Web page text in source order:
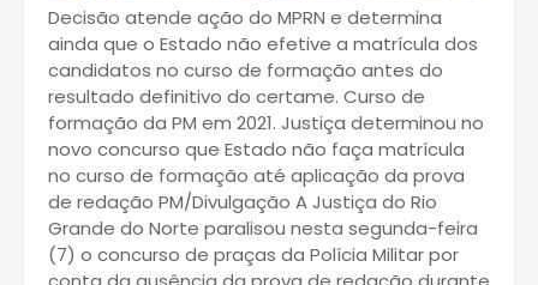
Decisão atende ação do MPRN e determina
ainda que o Estado não efetive a matrícula dos
candidatos no curso de formação antes do
resultado definitivo do certame. Curso de
formação da PM em 2021. Justiça determinou no
novo concurso que Estado não faça matrícula
no curso de formação até aplicação da prova
de redação PM/Divulgação A Justiça do Rio
Grande do Norte paralisou nesta segunda-feira
(7) o concurso de praças da Polícia Militar por